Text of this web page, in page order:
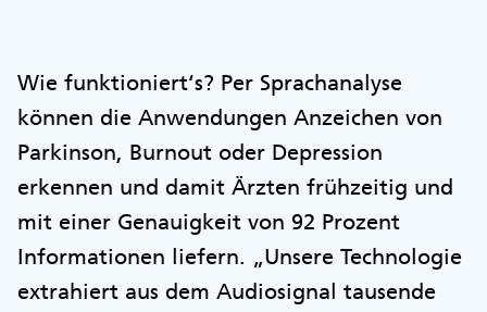
Wie funktioniert‘s? Per Sprachanalyse
können die Anwendungen Anzeichen von
Parkinson, Burnout oder Depression
erkennen und damit Ärzten frühzeitig und
mit einer Genauigkeit von 92 Prozent
Informationen liefern. „Unsere Technologie
extrahiert aus dem Audiosignal tausende